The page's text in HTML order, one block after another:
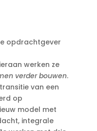
opdrachtgever
werken ze
verder bouwen.
van een
op
model met
integrale